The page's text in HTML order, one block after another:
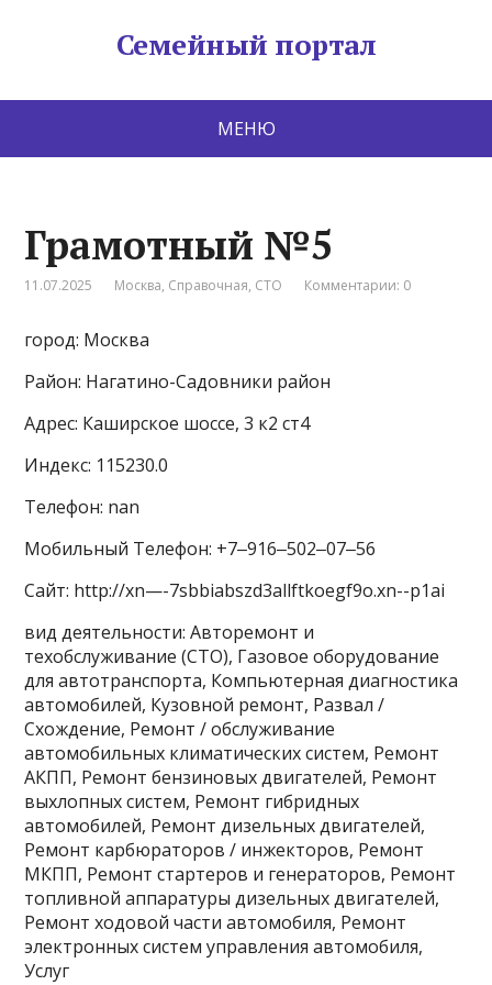
Семейный портал
МЕНЮ
Грамотный №5
11.07.2025 Москва, Справочная, СТО Комментарии: 0
город: Москва
Район: Нагатино-Садовники район
Адрес: Каширское шоссе, 3 к2 ст4
Индекс: 115230.0
Телефон: nan
Мобильный Телефон: +7‒916‒502‒07‒56
Сайт: http://xn—-7sbbiabszd3allftkoegf9o.xn--p1ai
вид деятельности: Авторемонт и
техобслуживание (СТО), Газовое оборудование
для автотранспорта, Компьютерная диагностика
автомобилей, Кузовной ремонт, Развал /
Схождение, Ремонт / обслуживание
автомобильных климатических систем, Ремонт
АКПП, Ремонт бензиновых двигателей, Ремонт
выхлопных систем, Ремонт гибридных
автомобилей, Ремонт дизельных двигателей,
Ремонт карбюраторов / инжекторов, Ремонт
МКПП, Ремонт стартеров и генераторов, Ремонт
топливной аппаратуры дизельных двигателей,
Ремонт ходовой части автомобиля, Ремонт
электронных систем управления автомобиля,
Услуг